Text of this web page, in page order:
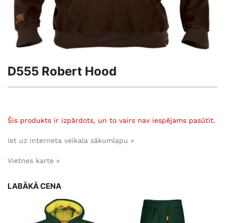
D555 Robert Hood
Šis produkts ir izpārdots, un to vairs nav iespējams pasūtīt.
Iet uz interneta veikala sākumlapu »
Vietnes karte »
LABĀKĀ CENA